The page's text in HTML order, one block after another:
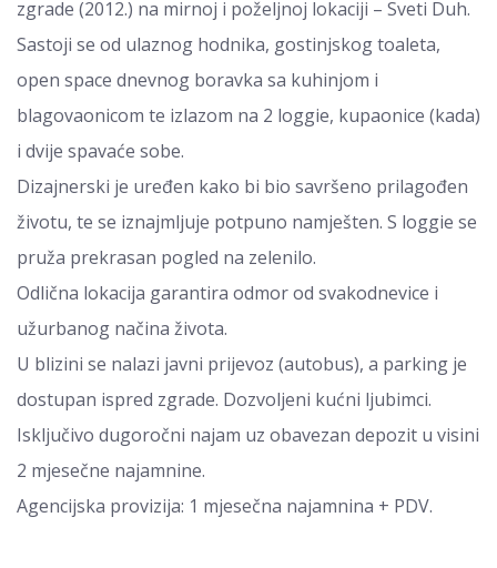
zgrade (2012.) na mirnoj i poželjnoj lokaciji – Sveti Duh.
Sastoji se od ulaznog hodnika, gostinjskog toaleta,
open space dnevnog boravka sa kuhinjom i
blagovaonicom te izlazom na 2 loggie, kupaonice (kada)
i dvije spavaće sobe.
Dizajnerski je uređen kako bi bio savršeno prilagođen
životu, te se iznajmljuje potpuno namješten. S loggie se
pruža prekrasan pogled na zelenilo.
Odlična lokacija garantira odmor od svakodnevice i
užurbanog načina života.
U blizini se nalazi javni prijevoz (autobus), a parking je
dostupan ispred zgrade. Dozvoljeni kućni ljubimci.
Isključivo dugoročni najam uz obavezan depozit u visini
2 mjesečne najamnine.
Agencijska provizija: 1 mjesečna najamnina + PDV.